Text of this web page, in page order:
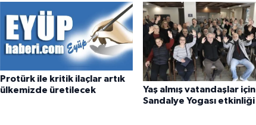
Protürk ile kritik ilaçlar artık
ülkemizde üretilecek
Yaş almış vatandaşlar için
Sandalye Yogası etkinliği